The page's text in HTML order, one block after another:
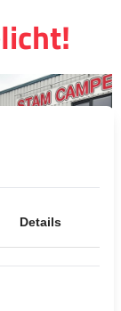
Details